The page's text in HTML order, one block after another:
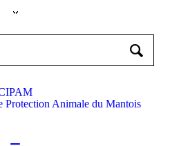
Protection Animale du Mantois